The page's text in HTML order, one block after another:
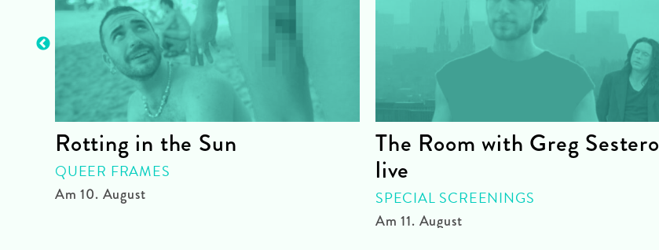
Rotting in the Sun
QUEER FRAMES
Am 10. August
The Room with Greg Sestero
live
SPECIAL SCREENINGS
Am 11. August